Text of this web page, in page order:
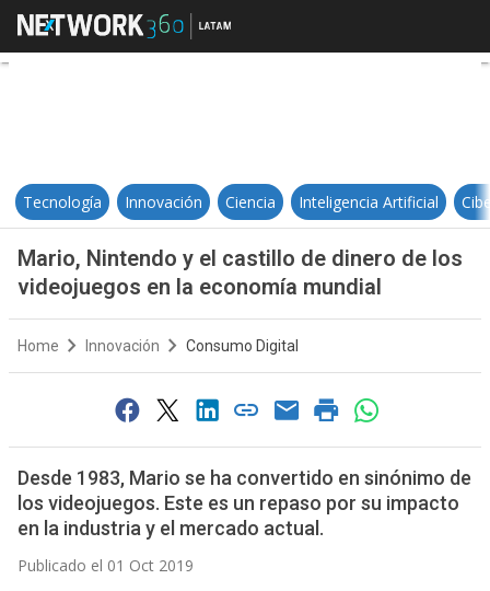
Mario, Nintendo y el castillo de
Tecnología Innovación Ciencia Inteligencia Artificial
Mario, Nintendo y el castillo de dinero de los
videojuegos en la economía mundial
Home Innovación Consumo Digital
Desde 1983, Mario se ha convertido en sinónimo de
los videojuegos. Este es un repaso por su impacto
en la industria y el mercado actual.
Publicado el 01 Oct 2019